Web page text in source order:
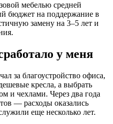
мебелью средней
бюджет на поддержание в
замену на 3–5 лет и
у меня
за благоустройство офиса,
кресла, а выбрать
и чехлами. Через два года
— расходы оказались
еще несколько лет.